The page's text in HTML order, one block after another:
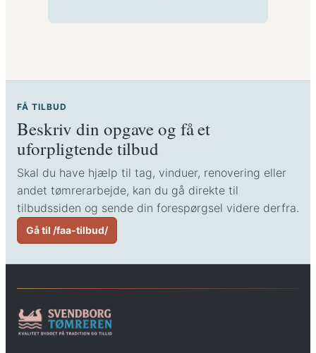
FÅ TILBUD
Beskriv din opgave og få et
uforpligtende tilbud
Skal du have hjælp til tag, vinduer, renovering eller
andet tømrerarbejde, kan du gå direkte til
tilbudssiden og sende din forespørgsel videre derfra.
Gå til /faa-tilbud/